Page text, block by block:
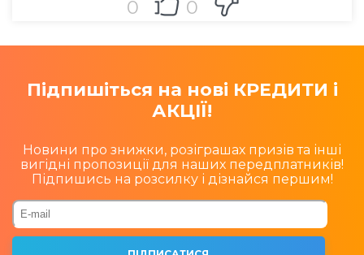
0 0
Підпишіться на нові КРЕДИТИ і
АКЦІЇ!
Новини про знижки, розіграшах призів та інші
вигідні пропозиції для наших передплатників!
Підпишись на розсилку і дізнайся першим!